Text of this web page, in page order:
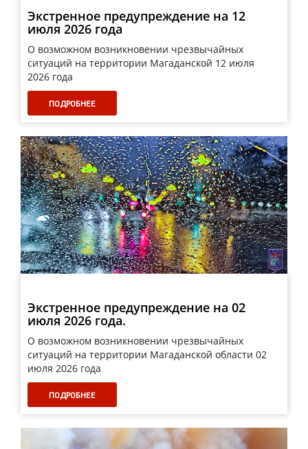
Экстренное предупреждение на 12
июля 2026 года
О возможном возникновении чрезвычайных
ситуаций на территории Магаданской 12 июля
2026 года
ПОДРОБНЕЕ
Экстренное предупреждение на 02
июля 2026 года.
О возможном возникновении чрезвычайных
ситуаций на территории Магаданской области 02
июля 2026 года
ПОДРОБНЕЕ